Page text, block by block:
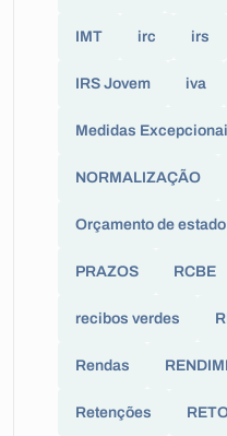
IMT irc irs
IRS Jovem iva
Medidas
NORMALIZAÇÃO
Orçamento de estado
PRAZOS RCBE
recibos verdes
Rendas
Retenções